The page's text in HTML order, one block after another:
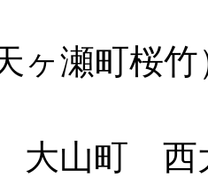
ヶ瀬町桜竹
大山町 西